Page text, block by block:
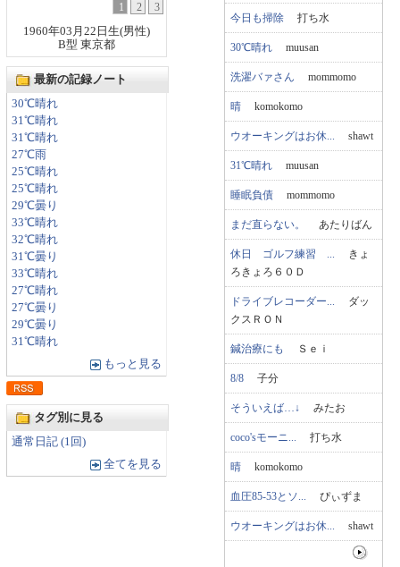
1 2
3
1960年03月22日生(男性)
B型 東京都
最新の記録ノート
30℃晴れ
31℃晴れ
31℃晴れ
27℃雨
25℃晴れ
25℃晴れ
29℃曇り
33℃晴れ
32℃晴れ
31℃曇り
33℃晴れ
27℃晴れ
27℃曇り
29℃曇り
31℃晴れ
もっと見る
タグ別に見る
通常日記 (1回)
全てを見る
今日も掃除 打ち水
30℃晴れ muusan
洗濯バァさん mommomo
晴 komokomo
ウオーキングはお休... shawt
31℃晴れ muusan
睡眠負債 mommomo
まだ直らない。 あたりばん
休日 ゴルフ練習 ... きょ
ろきょろ６０Ｄ
ドライブレコーダー... ダッ
クスＲＯＮ
鍼治療にも Ｓｅｉ
8/8 子分
そういえば…↓ みたお
coco'sモーニ... 打ち水
晴 komokomo
血圧85-53とソ... ぴぃずま
ウオーキングはお休... shawt